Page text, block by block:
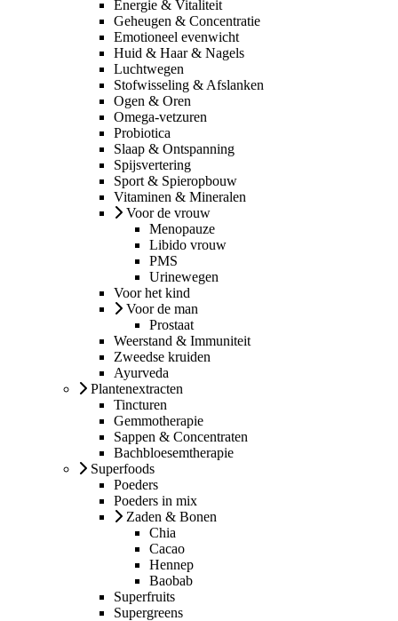
Energie & Vitaliteit
Geheugen & Concentratie
Emotioneel evenwicht
Huid & Haar & Nagels
Luchtwegen
Stofwisseling & Afslanken
Ogen & Oren
Omega-vetzuren
Probiotica
Slaap & Ontspanning
Spijsvertering
Sport & Spieropbouw
Vitaminen & Mineralen
Voor de vrouw
Menopauze
Libido vrouw
PMS
Urinewegen
Voor het kind
Voor de man
Prostaat
Weerstand & Immuniteit
Zweedse kruiden
Ayurveda
Plantenextracten
Tincturen
Gemmotherapie
Sappen & Concentraten
Bachbloesemtherapie
Superfoods
Poeders
Poeders in mix
Zaden & Bonen
Chia
Cacao
Hennep
Baobab
Superfruits
Supergreens